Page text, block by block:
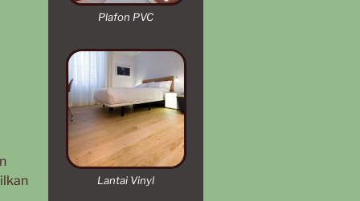
Plafon PVC
Lantai Vinyl